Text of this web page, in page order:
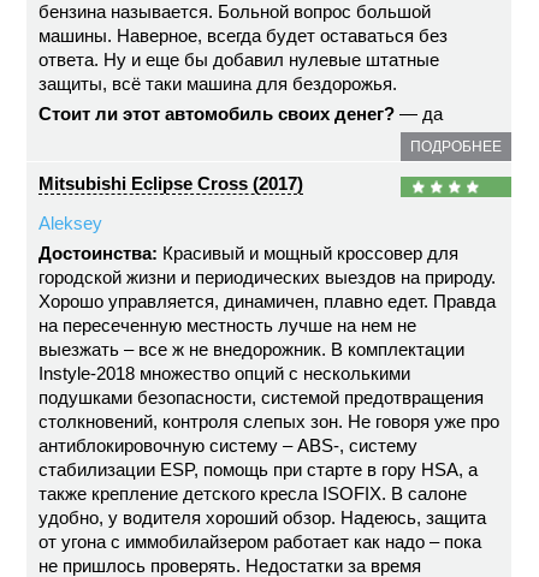
бензина называется. Больной вопрос большой
машины. Наверное, всегда будет оставаться без
ответа. Ну и еще бы добавил нулевые штатные
защиты, всё таки машина для бездорожья.
Стоит ли этот автомобиль своих денег? — да
ПОДРОБНЕЕ
Mitsubishi Eclipse Cross (2017)
Aleksey
Достоинства: Красивый и мощный кроссовер для
городской жизни и периодических выездов на природу.
Хорошо управляется, динамичен, плавно едет. Правда
на пересеченную местность лучше на нем не
выезжать – все ж не внедорожник. В комплектации
Instyle-2018 множество опций с несколькими
подушками безопасности, системой предотвращения
столкновений, контроля слепых зон. Не говоря уже про
антиблокировочную систему – ABS-, систему
стабилизации ESP, помощь при старте в гору HSA, а
также крепление детского кресла ISOFIX. В салоне
удобно, у водителя хороший обзор. Надеюсь, защита
от угона с иммобилайзером работает как надо – пока
не пришлось проверять. Недостатки за время